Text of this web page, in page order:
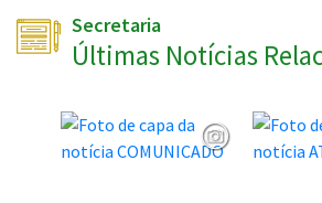
Secretaria
Últimas Notícias